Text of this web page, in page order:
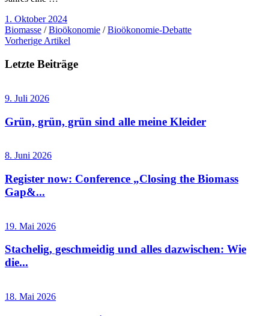
1. Oktober 2024
Biomasse /Bioökonomie /Bioökonomie-Debatte
Vorherige Artikel
Letzte Beiträge
9. Juli 2026
Grün, grün, grün sind alle meine Kleider
8. Juni 2026
Register now: Conference „Closing the Biomass
Gap&...
19. Mai 2026
Stachelig, geschmeidig und alles dazwischen: Wie
die...
18. Mai 2026